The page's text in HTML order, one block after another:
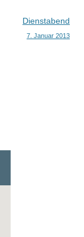
Dienstabend
7. Januar 2013